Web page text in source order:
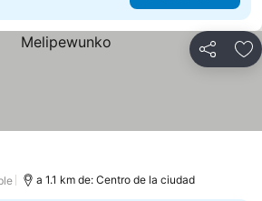
Compartir
a 1.1 km de: Centro de la ciudad